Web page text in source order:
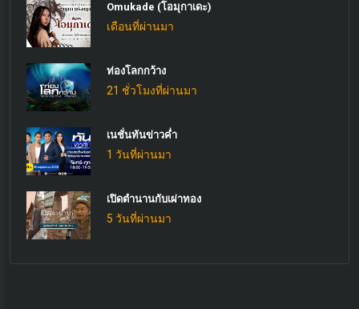
Omukade (โอมุกาเดะ)
เดือนที่ผ่านมา
ท่องโลกกว้าง
21 ชั่วโมงที่ผ่านมา
เนชั่นทันข่าวค่ำ
1 วันที่ผ่านมา
เปิดตำนานกับเผ่าทอง
5 วันที่ผ่านมา